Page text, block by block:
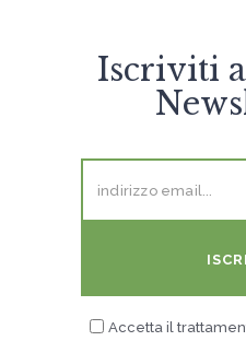
Iscriviti
Accetta il